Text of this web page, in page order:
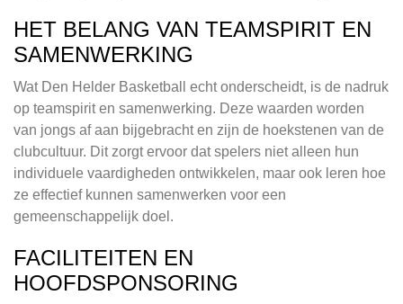
HET BELANG VAN TEAMSPIRIT EN
SAMENWERKING
Wat Den Helder Basketball echt onderscheidt, is de nadruk
op teamspirit en samenwerking. Deze waarden worden
van jongs af aan bijgebracht en zijn de hoekstenen van de
clubcultuur. Dit zorgt ervoor dat spelers niet alleen hun
individuele vaardigheden ontwikkelen, maar ook leren hoe
ze effectief kunnen samenwerken voor een
gemeenschappelijk doel.
FACILITEITEN EN
HOOFDSPONSORING